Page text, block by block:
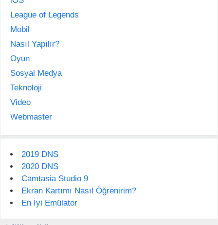
League of Legends
Mobil
Nasıl Yapılır?
Oyun
Sosyal Medya
Teknoloji
Video
Webmaster
2019 DNS
2020 DNS
Camtasia Studio 9
Ekran Kartımı Nasıl Öğrenirim?
En İyi Emülator